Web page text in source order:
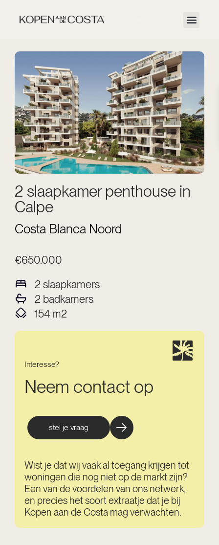
2 slaapkamer penthouse in
Calpe
Costa Blanca Noord
€650.000
2 slaapkamers
2 badkamers
154 m2
Interesse?
Neem contact op
stel je vraag
Wist je dat wij vaak al toegang krijgen tot
woningen die nog niet op de markt zijn?
Een van de voordelen van ons netwerk,
en precies het soort extraatje dat je bij
Kopen aan de Costa mag verwachten.